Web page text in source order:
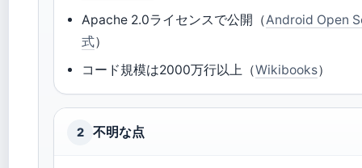
Apache 2.0ライセンスで公開（Android Open
式）
コード規模は2000万行以上（Wikibooks）
2 不明な点